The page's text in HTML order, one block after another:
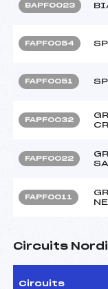
BAPF0023
FAPF0054
FAPF0051
FAPF0032
FAPF0022
FAPF0011
Circuits
Circuits